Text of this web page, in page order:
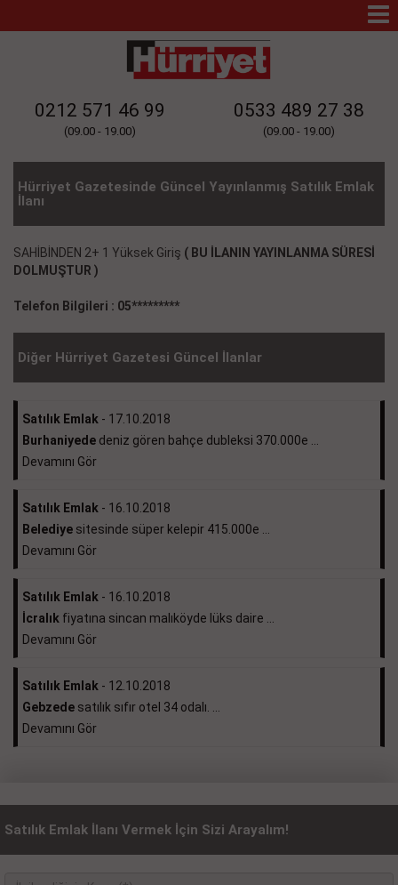
0212 571 46 99
(09.00 - 19.00)
0533 489 27 38
(09.00 - 19.00)
Hürriyet Gazetesinde Güncel Yayınlanmış Satılık Emlak
İlanı
SAHİBİNDEN 2+ 1 Yüksek Giriş ( BU İLANIN YAYINLANMA SÜRESİ
DOLMUŞTUR )
Telefon Bilgileri : 05*********
Diğer Hürriyet Gazetesi Güncel İlanlar
Satılık Emlak - 17.10.2018
Burhaniyede deniz gören bahçe dubleksi 370.000e ...
Devamını Gör
Satılık Emlak - 16.10.2018
Belediye sitesinde süper kelepir 415.000e ...
Devamını Gör
Satılık Emlak - 16.10.2018
İcralık fiyatına sincan malıköyde lüks daire ...
Devamını Gör
Satılık Emlak - 12.10.2018
Gebzede satılık sıfır otel 34 odalı. ...
Devamını Gör
Satılık Emlak İlanı Vermek İçin Sizi Arayalım!